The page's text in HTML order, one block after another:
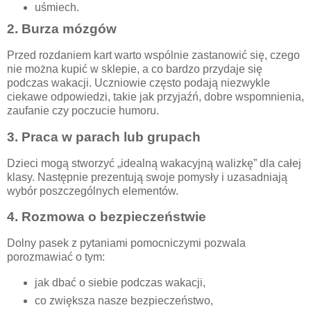
uśmiech.
2. Burza mózgów
Przed rozdaniem kart warto wspólnie zastanowić się, czego
nie można kupić w sklepie, a co bardzo przydaje się
podczas wakacji. Uczniowie często podają niezwykle
ciekawe odpowiedzi, takie jak przyjaźń, dobre wspomnienia,
zaufanie czy poczucie humoru.
3. Praca w parach lub grupach
Dzieci mogą stworzyć „idealną wakacyjną walizkę” dla całej
klasy. Następnie prezentują swoje pomysły i uzasadniają
wybór poszczególnych elementów.
4. Rozmowa o bezpieczeństwie
Dolny pasek z pytaniami pomocniczymi pozwala
porozmawiać o tym:
jak dbać o siebie podczas wakacji,
co zwiększa nasze bezpieczeństwo,